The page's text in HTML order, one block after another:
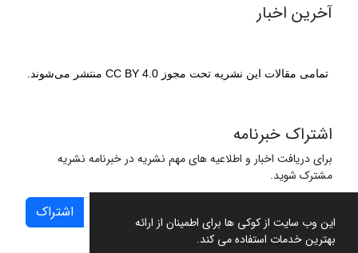
این وب سایت از کوکی ها برای اطمینان از ارائه
بهترین خدمات استفاده می کند.
آخرین اخبار
تمامی مقالات این نشریه تحت مجوز CC BY 4.0 منتشر می‌شوند.
اشتراک خبرنامه
برای دریافت اخبار و اطلاعیه های مهم نشریه در خبرنامه نشریه
مشترک شوید.
اشتراک